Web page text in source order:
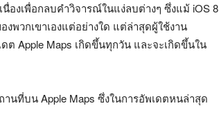
องเพื่อกลบคำวิจารณ์ในแง่ลบต่างๆ ซึ่งแม้ iOS 8
พวกเขาเองแต่อย่างใด แต่ล่าสุดผู้ใช้งาน
ต Apple Maps เกิดขึ้นทุกวัน และจะเกิดขึ้นใน
นที่บน Apple Maps ซึ่งในการอัพเดตหนล่าสุด